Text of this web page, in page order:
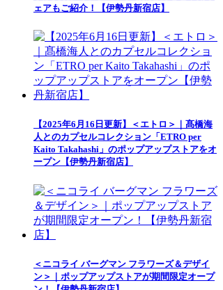
ェアもご紹介！【伊勢丹新宿店】
【2025年6月16日更新】＜エトロ＞｜髙橋海
人とのカプセルコレクション「ETRO per
Kaito Takahashi」のポップアップストアをオ
ープン【伊勢丹新宿店】
＜ニコライ バーグマン フラワーズ＆デザイ
ン＞｜ポップアップストアが期間限定オープ